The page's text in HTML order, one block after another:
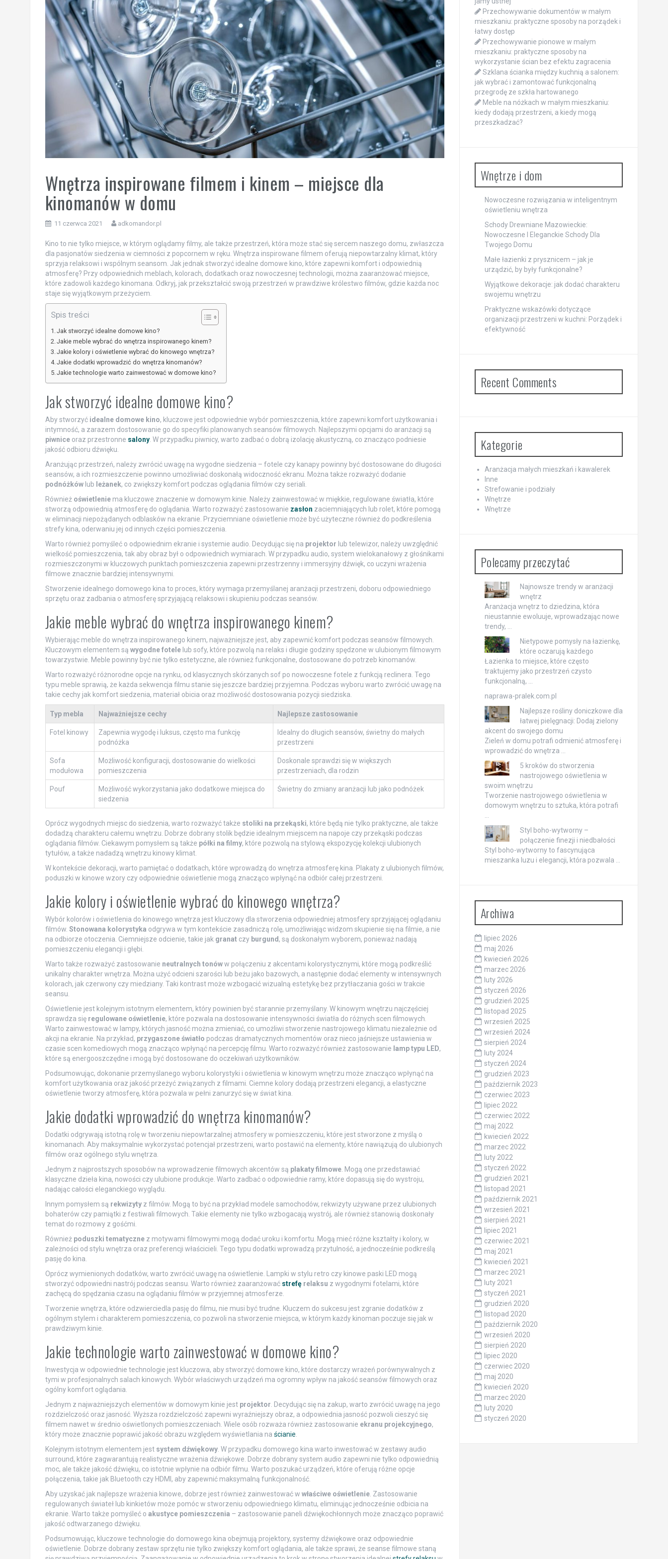
Wnętrza inspirowane filmem i kinem – miejsce dla
kinomanów w domu
11 czerwca 2021 adkomandor.pl
Kino to nie tylko miejsce, w którym oglądamy filmy, ale także przestrzeń, która może stać się sercem naszego domu, zwłaszcza
dla pasjonatów siedzenia w ciemności z popcornem w ręku. Wnętrza inspirowane filmem oferują niepowtarzalny klimat, który
sprzyja relaksowi i wspólnym seansom. Jak jednak stworzyć idealne domowe kino, które zapewni komfort i odpowiednią
atmosferę? Przy odpowiednich meblach, kolorach, dodatkach oraz nowoczesnej technologii, można zaaranżować miejsce,
które zadowoli każdego kinomana. Odkryj, jak przekształcić swoją przestrzeń w prawdziwe królestwo filmów, gdzie każda noc
staje się wyjątkowym przeżyciem.
Spis treści
Jak stworzyć idealne domowe kino?
Jakie meble wybrać do wnętrza inspirowanego kinem?
Jakie kolory i oświetlenie wybrać do kinowego wnętrza?
Jakie dodatki wprowadzić do wnętrza kinomanów?
Jakie technologie warto zainwestować w domowe kino?
Jak stworzyć idealne domowe kino?
Aby stworzyć idealne domowe kino, kluczowe jest odpowiednie wybór pomieszczenia, które zapewni komfort użytkowania i
intymność, a zarazem dostosowanie go do specyfiki planowanych seansów filmowych. Najlepszymi opcjami do aranżacji są
piwniceoraz przestronne salony. W przypadku piwnicy, warto zadbać o dobrą izolację akustyczną, co znacząco podniesie
jakość odbioru dźwięku.
Aranżując przestrzeń, należy zwrócić uwagę na wygodne siedzenia – fotele czy kanapy powinny być dostosowane do długości
seansów, a ich rozmieszczenie powinno umożliwiać doskonałą widoczność ekranu. Można także rozważyć dodanie
podnóżkówlub leżanek, co zwiększy komfort podczas oglądania filmów czy seriali.
Również oświetleniema kluczowe znaczenie w domowym kinie. Należy zainwestować w miękkie, regulowane światła, które
stworzą odpowiednią atmosferę do oglądania. Warto rozważyć zastosowanie zasłon zaciemniających lub rolet, które pomogą
w eliminacji niepożądanych odblasków na ekranie. Przyciemniane oświetlenie może być użyteczne również do podkreślenia
strefy kina, oderwaniu jej od innych części pomieszczenia.
Warto również pomyśleć o odpowiednim ekranie i systemie audio. Decydując się na projektor lub telewizor, należy uwzględnić
wielkość pomieszczenia, tak aby obraz był o odpowiednich wymiarach. W przypadku audio, system wielokanałowy z głośnikami
rozmieszczonymi w kluczowych punktach pomieszczenia zapewni przestrzenny i immersyjny dźwięk, co uczyni wrażenia
filmowe znacznie bardziej intensywnymi.
Stworzenie idealnego domowego kina to proces, który wymaga przemyślanej aranżacji przestrzeni, doboru odpowiedniego
sprzętu oraz zadbania o atmosferę sprzyjającą relaksowi i skupieniu podczas seansów.
Jakie meble wybrać do wnętrza inspirowanego kinem?
Wybierając meble do wnętrza inspirowanego kinem, najważniejsze jest, aby zapewnić komfort podczas seansów filmowych.
Kluczowym elementem są wygodne fotelelub sofy, które pozwolą na relaks i długie godziny spędzone w ulubionym filmowym
towarzystwie. Meble powinny być nie tylko estetyczne, ale również funkcjonalne, dostosowane do potrzeb kinomanów.
Warto rozważyć różnorodne opcje na rynku, od klasycznych skórzanych sof po nowoczesne fotele z funkcją reclinera. Tego
typu meble sprawią, że każda sekwencja filmu stanie się jeszcze bardziej przyjemna. Podczas wyboru warto zwrócić uwagę na
takie cechy jak komfort siedzenia, materiał obicia oraz możliwość dostosowania pozycji siedziska.
Typ mebla Najważniejsze cechy Najlepsze zastosowanie
Fotel kinowy
Zapewnia wygodę i luksus, często ma funkcję
podnóżka
Idealny do długich seansów, świetny do małych
przestrzeni
Sofa
modułowa
Możliwość konfiguracji, dostosowanie do wielkości
pomieszczenia
Doskonale sprawdzi się w większych
przestrzeniach, dla rodzin
Pouf
Możliwość wykorzystania jako dodatkowe miejsca do
siedzenia
Świetny do zmiany aranżacji lub jako podnóżek
Oprócz wygodnych miejsc do siedzenia, warto rozważyć także stoliki na przekąski, które będą nie tylko praktyczne, ale także
dodadzą charakteru całemu wnętrzu. Dobrze dobrany stolik będzie idealnym miejscem na napoje czy przekąski podczas
oglądania filmów. Ciekawym pomysłem są także półki na filmy, które pozwolą na stylową ekspozycję kolekcji ulubionych
tytułów, a także nadadzą wnętrzu kinowy klimat.
W kontekście dekoracji, warto pamiętać o dodatkach, które wprowadzą do wnętrza atmosferę kina. Plakaty z ulubionych filmów,
poduszki w kinowe wzory czy odpowiednie oświetlenie mogą znacząco wpłynąć na odbiór całej przestrzeni.
Jakie kolory i oświetlenie wybrać do kinowego wnętrza?
Wybór kolorów i oświetlenia do kinowego wnętrza jest kluczowy dla stworzenia odpowiedniej atmosfery sprzyjającej oglądaniu
filmów. Stonowana kolorystyka odgrywa w tym kontekście zasadniczą rolę, umożliwiając widzom skupienie się na filmie, a nie
na odbiorze otoczenia. Ciemniejsze odcienie, takie jak granatczy burgund , są doskonałym wyborem, ponieważ nadają
pomieszczeniu elegancji i głębi.
Warto także rozważyć zastosowanie neutralnych tonóww połączeniu z akcentami kolorystycznymi, które mogą podkreślić
unikalny charakter wnętrza. Można użyć odcieni szarości lub beżu jako bazowych, a następnie dodać elementy w intensywnych
kolorach, jak czerwony czy miedziany. Taki kontrast może wzbogacić wizualną estetykę bez przytłaczania gości w trakcie
seansu.
Oświetlenie jest kolejnym istotnym elementem, który powinien być starannie przemyślany. W kinowym wnętrzu najczęściej
sprawdza się regulowane oświetlenie, które pozwala na dostosowanie intensywności światła do różnych scen filmowych.
Warto zainwestować w lampy, których jasność można zmieniać, co umożliwi stworzenie nastrojowego klimatu niezależnie od
akcji na ekranie. Na przykład, przygaszone światło podczas dramatycznych momentów oraz nieco jaśniejsze ustawienia w
czasie scen komediowych mogą znacząco wpłynąć na percepcję filmu. Warto rozważyć również zastosowanie lamp typu LED,
które są energooszczędne i mogą być dostosowane do oczekiwań użytkowników.
Podsumowując, dokonanie przemyślanego wyboru kolorystyki i oświetlenia w kinowym wnętrzu może znacząco wpłynąć na
komfort użytkowania oraz jakość przeżyć związanych z filmami. Ciemne kolory dodają przestrzeni elegancji, a elastyczne
oświetlenie tworzy atmosferę, która pozwala w pełni zanurzyć się w świat kina.
Jakie dodatki wprowadzić do wnętrza kinomanów?
Dodatki odgrywają istotną rolę w tworzeniu niepowtarzalnej atmosfery w pomieszczeniu, które jest stworzone z myślą o
kinomanach. Aby maksymalnie wykorzystać potencjał przestrzeni, warto postawić na elementy, które nawiązują do ulubionych
filmów oraz ogólnego stylu wnętrza.
Jednym z najprostszych sposobów na wprowadzenie filmowych akcentów są plakaty filmowe. Mogą one przedstawiać
klasyczne dzieła kina, nowości czy ulubione produkcje. Warto zadbać o odpowiednie ramy, które dopasują się do wystroju,
nadając całości eleganckiego wyglądu.
Innym pomysłem są rekwizytyz filmów. Mogą to być na przykład modele samochodów, rekwizyty używane przez ulubionych
bohaterów czy pamiątki z festiwali filmowych. Takie elementy nie tylko wzbogacają wystrój, ale również stanowią doskonały
temat do rozmowy z gośćmi.
Również poduszki tematycznez motywami filmowymi mogą dodać uroku i komfortu. Mogą mieć różne kształty i kolory, w
zależności od stylu wnętrza oraz preferencji właścicieli. Tego typu dodatki wprowadzą przytulność, a jednocześnie podkreślą
pasję do kina.
Oprócz wymienionych dodatków, warto zwrócić uwagę na oświetlenie. Lampki w stylu retro czy kinowe paski LED mogą
stworzyć odpowiedni nastrój podczas seansu. Warto również zaaranżować strefęrelaksu z wygodnymi fotelami, które
zachęcą do spędzania czasu na oglądaniu filmów w przyjemnej atmosferze.
Tworzenie wnętrza, które odzwierciedla pasję do filmu, nie musi być trudne. Kluczem do sukcesu jest zgranie dodatków z
ogólnym stylem i charakterem pomieszczenia, co pozwoli na stworzenie miejsca, w którym każdy kinoman poczuje się jak w
prawdziwym kinie.
Jakie technologie warto zainwestować w domowe kino?
Inwestycja w odpowiednie technologie jest kluczowa, aby stworzyć domowe kino, które dostarczy wrażeń porównywalnych z
tymi w profesjonalnych salach kinowych. Wybór właściwych urządzeń ma ogromny wpływ na jakość seansów filmowych oraz
ogólny komfort oglądania.
Jednym z najważniejszych elementów w domowym kinie jest projektor . Decydując się na zakup, warto zwrócić uwagę na jego
rozdzielczość oraz jasność. Wyższa rozdzielczość zapewni wyraźniejszy obraz, a odpowiednia jasność pozwoli cieszyć się
filmem nawet w średnio oświetlonych pomieszczeniach. Wiele osób rozważa również zastosowanie ekranu projekcyjnego,
który może znacznie poprawić jakość obrazu względem wyświetlania na ścianie
Kolejnym istotnym elementem jest system dźwiękowy. W przypadku domowego kina warto inwestować w zestawy audio
surround, które zagwarantują realistyczne wrażenia dźwiękowe. Dobrze dobrany system audio zapewni nie tylko odpowiednią
moc, ale także jakość dźwięku, co istotnie wpłynie na odbiór filmu. Warto poszukać urządzeń, które oferują różne opcje
połączenia, takie jak Bluetooth czy HDMI, aby zapewnić maksymalną funkcjonalność.
Aby uzyskać jak najlepsze wrażenia kinowe, dobrze jest również zainwestować w właściwe oświetlenie. Zastosowanie
regulowanych świateł lub kinkietów może pomóc w stworzeniu odpowiedniego klimatu, eliminując jednocześnie odbicia na
ekranie. Warto także pomyśleć o akustyce pomieszczenia – zastosowanie paneli dźwiękochłonnych może znacząco poprawić
jakość odtwarzanego dźwięku.
Podsumowując, kluczowe technologie do domowego kina obejmują projektory, systemy dźwiękowe oraz odpowiednie
oświetlenie. Dobrze dobrany zestaw sprzętu nie tylko zwiększy komfort oglądania, ale także sprawi, że seanse filmowe staną
Przechowywanie dokumentów w małym
mieszkaniu: praktyczne sposoby na porządek i
łatwy dostęp
Przechowywanie pionowe w małym
mieszkaniu: praktyczne sposoby na
wykorzystanie ścian bez efektu zagracenia
Szklana ścianka między kuchnią a salonem:
jak wybrać i zamontować funkcjonalną
przegrodę ze szkła hartowanego
Meble na nóżkach w małym mieszkaniu:
kiedy dodają przestrzeni, a kiedy mogą
przeszkadzać?
Wnętrze i dom
Nowoczesne rozwiązania w inteligentnym
oświetleniu wnętrza
Schody Drewniane Mazowieckie:
Nowoczesne I Eleganckie Schody Dla
Twojego Domu
Małe łazienki z prysznicem – jak je
urządzić, by były funkcjonalne?
Wyjątkowe dekoracje: jak dodać charakteru
swojemu wnętrzu
Praktyczne wskazówki dotyczące
organizacji przestrzeni w kuchni: Porządek i
efektywność
Recent Comments
Kategorie
Aranżacja małych mieszkań i kawalerek
Inne
Strefowanie i podziały
Wnętrze
Wnętrze
Polecamy przeczytać
Najnowsze trendy w aranżacji
wnętrz
Aranżacja wnętrz to dziedzina, która
nieustannie ewoluuje, wprowadzając nowe
trendy, …
Nietypowe pomysły na łazienkę,
które oczarują każdego
Łazienka to miejsce, które często
traktujemy jako przestrzeń czysto
funkcjonalną, …
naprawa-pralek.com.pl
Najlepsze rośliny doniczkowe dla
łatwej pielęgnacji: Dodaj zielony
akcent do swojego domu
Zieleń w domu potrafi odmienić atmosferę i
wprowadzić do wnętrza …
5 kroków do stworzenia
nastrojowego oświetlenia w
swoim wnętrzu
Tworzenie nastrojowego oświetlenia w
domowym wnętrzu to sztuka, która potrafi
Styl boho-wytworny –
połączenie finezji i niedbałości
Styl boho-wytworny to fascynująca
mieszanka luzu i elegancji, która pozwala …
Archiwa
lipiec 2026
maj 2026
kwiecień 2026
marzec 2026
luty 2026
styczeń 2026
grudzień 2025
listopad 2025
wrzesień 2025
wrzesień 2024
sierpień 2024
luty 2024
styczeń 2024
grudzień 2023
październik 2023
czerwiec 2023
lipiec 2022
czerwiec 2022
maj 2022
kwiecień 2022
marzec 2022
luty 2022
styczeń 2022
grudzień 2021
listopad 2021
październik 2021
wrzesień 2021
sierpień 2021
lipiec 2021
czerwiec 2021
maj 2021
kwiecień 2021
marzec 2021
luty 2021
styczeń 2021
grudzień 2020
listopad 2020
październik 2020
wrzesień 2020
sierpień 2020
lipiec 2020
czerwiec 2020
maj 2020
kwiecień 2020
marzec 2020
luty 2020
styczeń 2020